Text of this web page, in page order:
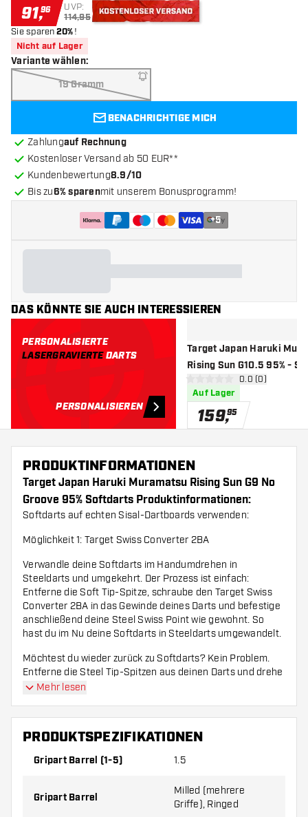
91,96 UVP:
114,95
Sie sparen20%!
Nicht auf Lager
Variante wählen:
19 Gramm
BENACHRICHTIGE MICH
Zahlungauf Rechnung
Kostenloser Versand ab 50 EUR**
Kundenbewertung8.9/10
Bis zu6% sparenmit unserem Bonusprogramm!
+5
DAS KÖNNTE SIE AUCH INTERESSIEREN
PERSONALISIERTE
LASERGRAVIERTEDARTS
PERSONALISIEREN
Target Japan Haruki
Rising Sun G10.5 95% -
0 Bewertungssterne
0.0 (0)
Auf Lager
159,95
PRODUKTINFORMATIONEN
Target Japan Haruki Muramatsu Rising Sun G9 No
Groove 95% Softdarts Produktinformationen:
Softdarts auf echten Sisal-Dartboards verwenden:
Möglichkeit 1: Target Swiss Converter 2BA
Verwandle deine Softdarts im Handumdrehen in
Steeldarts und umgekehrt. Der Prozess ist einfach:
Entferne die Soft Tip-Spitze, schraube den Target Swiss
Converter 2BA in das Gewinde deines Darts und befestige
anschließend deine Steel Swiss Point wie gewohnt. So
hast du im Nu deine Softdarts in Steeldarts umgewandelt.
Möchtest du wieder zurück zu Softdarts? Kein Problem.
Entferne die Steel Tip-Spitzen aus deinen Darts und drehe
den Target Swiss Converter 2BA wieder heraus. So kannst
ein Steeldartboard geeignet machen. Das bedeutet, dass
du dasselbe Set Darts sowohl für Softdarts- als auch für
Mehr lesen
PRODUKTSPEZIFIKATIONEN
Gripart Barrel (1-5) 1.5
Gripart Barrel
Milled (mehrere
Griffe), Ringed